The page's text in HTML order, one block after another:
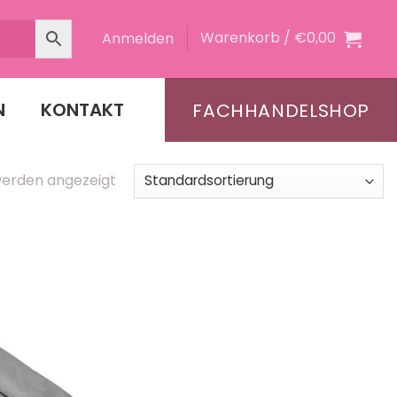
Anmelden Warenkorb / €0,00
KONTAKT FACHHANDELSHOP
angezeigt